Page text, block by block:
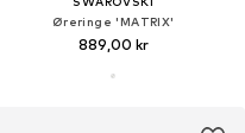
Øreringe 'MATRIX'
889,00 kr